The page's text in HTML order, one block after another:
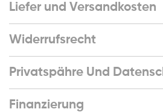
Liefer und Versandkosten
Widerrufsrecht
Privatspähre Und
Finanzierung